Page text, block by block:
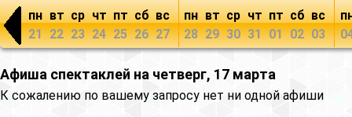
пн
21
вт
22
ср
23
чт
24
пт
25
сб
26
вс
27
пн
28
вт
29
ср
30
чт
31
пт
01
сб
02
вс
03
Афиша спектаклей на четверг, 17 марта
К сожалению по вашему запросу нет ни одной афиши